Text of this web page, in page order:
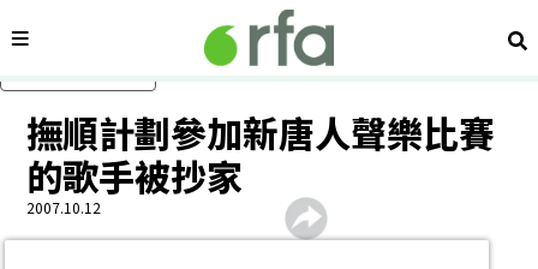
內容分類 搜
撫順計劃參加新唐人聲樂比賽
的歌手被抄家
2007.10.12